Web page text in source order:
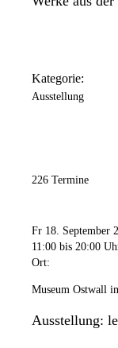
Kategorie:
Ausstellung
226 Termine
Fr 18. September
11:00 bis 20:00
Ort:
Museum Ostwall
Ausstellung: